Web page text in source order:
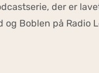
der er
Boblen på Radio